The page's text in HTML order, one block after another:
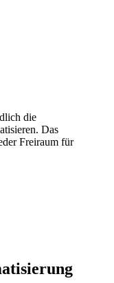
die
Das
Freiraum für